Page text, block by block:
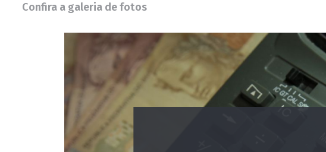
Confira a galeria de fotos